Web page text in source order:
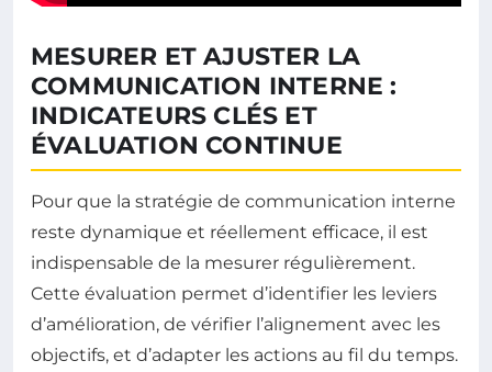
MESURER ET AJUSTER LA
COMMUNICATION INTERNE :
INDICATEURS CLÉS ET
ÉVALUATION CONTINUE
Pour que la stratégie de communication interne
reste dynamique et réellement efficace, il est
indispensable de la mesurer régulièrement.
Cette évaluation permet d’identifier les leviers
d’amélioration, de vérifier l’alignement avec les
objectifs, et d’adapter les actions au fil du temps.